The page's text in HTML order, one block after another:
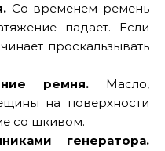
Со временем ремень
падает. Если
проскальзывать
ремня. Масло,
на поверхности
со шкивом.
генератора.